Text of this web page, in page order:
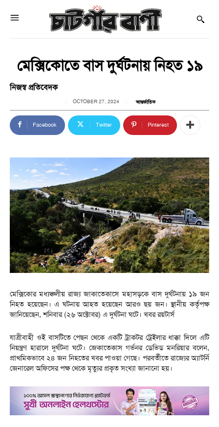
মেক্সিকোতে বাস দুর্ঘটনায় নিহত ১৯
নিজস্ব প্রতিবেদক
OCTOBER 27, 2024 আন্তর্জাতিক
Facebook Twitter Pinterest
মেক্সিকোর মধ্যঞ্চলীয় রাজ্য জাকাতেকাসে মহাসড়কে বাস দুর্ঘটনায় ১৯ জন
নিহত হয়েছেন। এ ঘটনায় আহত হয়েছেন আরও ছয় জন। স্থানীয় কর্তৃপক্ষ
জানিয়েছেন, শনিবার (২৬ অক্টোবর) এ দুর্ঘটনা ঘটে। খবর রয়টার্স
যাত্রীবাহী ওই বাসটিতে পেছন থেকে একটি ট্রাকটর ট্রেইলার ধাক্কা দিলে এটি
নিয়ন্ত্রণ হারালে দুর্ঘটনা ঘটে। জেকাতেকাস গর্ভনর ডেভিড মনরিয়ার বলেন,
প্রাথমিকভাবে ২৪ জন নিহতের খবর পাওয়া গেছে। পরবর্তীতে রাজ্যের অ্যাটর্নি
জেনারেল অফিসের পক্ষ থেকে মৃত্যুর প্রকৃত সংখ্যা জানানো হয়।